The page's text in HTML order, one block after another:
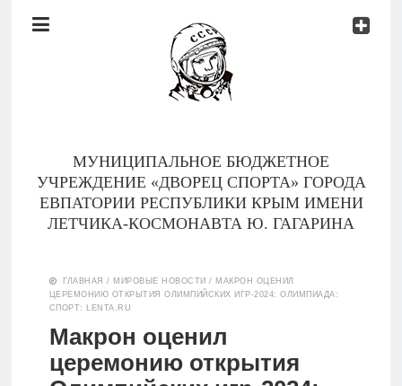
Документы
МУНИЦИПАЛЬНОЕ БЮДЖЕТНОЕ
УЧРЕЖДЕНИЕ «ДВОРЕЦ СПОРТА» ГОРОДА
ЕВПАТОРИИ РЕСПУБЛИКИ КРЫМ ИМЕНИ
ЛЕТЧИКА-КОСМОНАВТА Ю. ГАГАРИНА
Тренеры
Документы
ГЛАВНАЯ / МИРОВЫЕ НОВОСТИ / МАКРОН ОЦЕНИЛ
ЦЕРЕМОНИЮ ОТКРЫТИЯ ОЛИМПИЙСКИХ ИГР-2024: ОЛИМПИАДА:
СПОРТ: LENTA.RU
Макрон оценил
церемонию открытия